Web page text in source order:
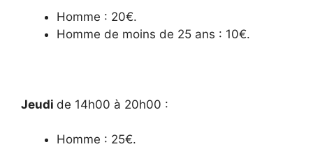
Homme : 20€.
Homme de moins de 25 ans : 10€.
Jeudi de 14h00 à 20h00 :
Homme : 25€.